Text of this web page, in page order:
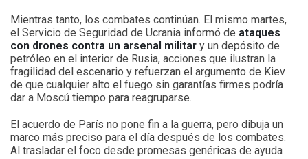
Mientras tanto, los combates continúan. El mismo martes,
el Servicio de Seguridad de Ucrania informó de ataques
con drones contra un arsenal militar y un depósito de
petróleo en el interior de Rusia, acciones que ilustran la
fragilidad del escenario y refuerzan el argumento de Kiev
de que cualquier alto el fuego sin garantías firmes podría
dar a Moscú tiempo para reagruparse.
El acuerdo de París no pone fin a la guerra, pero dibuja un
marco más preciso para el día después de los combates.
Al trasladar el foco desde promesas genéricas de ayuda